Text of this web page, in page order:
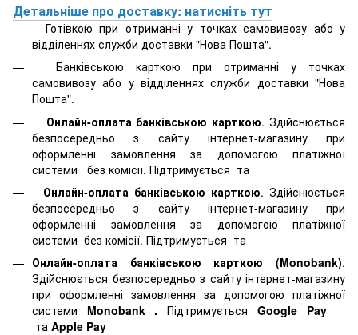
Детальніше про доставку: натисніть тут
Готівкою при отриманні у точках самовивозу або у
відділеннях служби доставки "Нова Пошта".
Банківською карткою при отриманні у точках
самовивозу або у відділеннях служби доставки "Нова
Пошта".
Онлайн-оплата банківською карткою. Здійснюється
безпосередньо з сайту інтернет-магазину при
оформленні замовлення за допомогою платіжної
системи
без комісії. Підтримується та
Онлайн-оплата банківською карткою. Здійснюється
безпосередньо з сайту інтернет-магазину при
оформленні замовлення за допомогою платіжної
системи без комісії. Підтримується та
Онлайн-оплата банківською карткою (Monobank).
Здійснюється безпосередньо з сайту інтернет-магазину
при оформленні замовлення за допомогою платіжної
системи Monobank .Підтримується Google Pay
та Apple Pay